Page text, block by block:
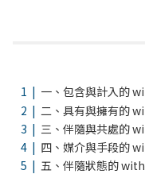
一、包含與計入的
二、具有與擁有的
三、伴隨與共處的
四、媒介與手段的
五、伴隨狀態的 with